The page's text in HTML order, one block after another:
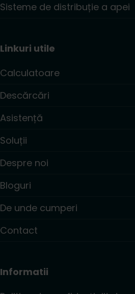
Sisteme de distribuție a apei
Linkuri utile
Calculatoare
Descărcări
Asistență
Soluții
Despre noi
Bloguri
De unde cumperi
Contact
Informatii